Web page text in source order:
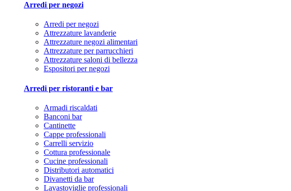
Arredi per negozi
Arredi per negozi
Attrezzature lavanderie
Attrezzature negozi alimentari
Attrezzature per parrucchieri
Attrezzature saloni di bellezza
Espositori per negozi
Arredi per ristoranti e bar
Armadi riscaldati
Banconi bar
Cantinette
Cappe professionali
Carrelli servizio
Cottura professionale
Cucine professionali
Distributori automatici
Divanetti da bar
Lavastoviglie professionali